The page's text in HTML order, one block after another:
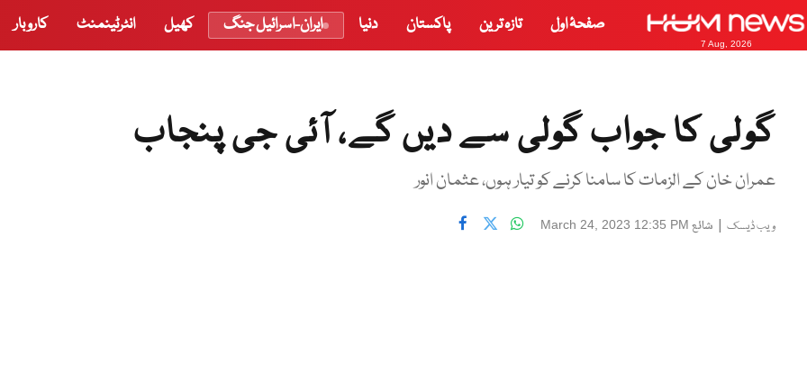
7 Aug, 2026
صفحۂ اول تازہ ترین پاکستان دنیا ایران-اسرائیل جنگ کھیل انٹرٹینمنٹ کاروبار
گولی کا جواب گولی سے دیں گے، آئی جی پنجاب
عمران خان کے الزمات کا سامنا کرنے کو تیار ہوں، عثمان انور
ویب ڈیسک | شائع March 24, 2023 12:35 PM